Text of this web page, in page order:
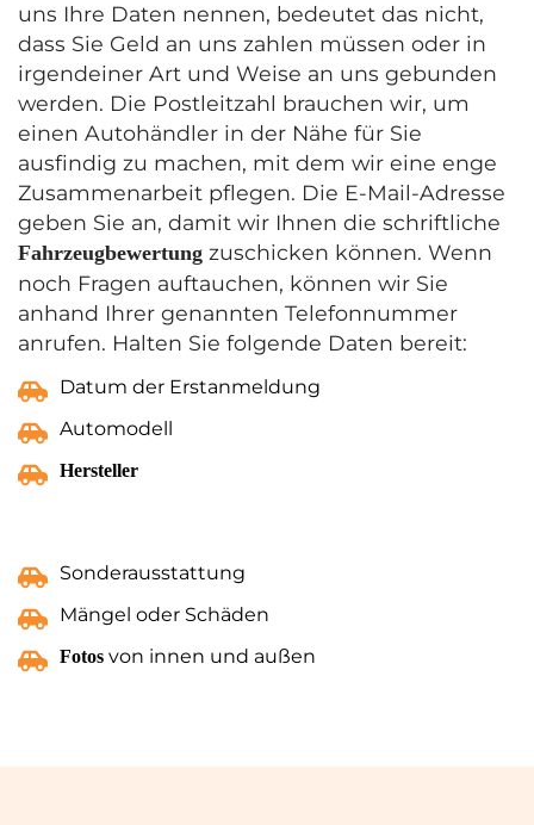
uns Ihre Daten nennen, bedeutet das nicht,
dass Sie Geld an uns zahlen müssen oder in
irgendeiner Art und Weise an uns gebunden
werden. Die Postleitzahl brauchen wir, um
einen Autohändler in der Nähe für Sie
ausfindig zu machen, mit dem wir eine enge
Zusammenarbeit pflegen. Die E-Mail-Adresse
geben Sie an, damit wir Ihnen die schriftliche
Fahrzeugbewertung zuschicken können. Wenn
noch Fragen auftauchen, können wir Sie
anhand Ihrer genannten Telefonnummer
anrufen. Halten Sie folgende Daten bereit:
Datum der Erstanmeldung
Automodell
Hersteller
Sonderausstattung
Mängel oder Schäden
Fotos von innen und außen